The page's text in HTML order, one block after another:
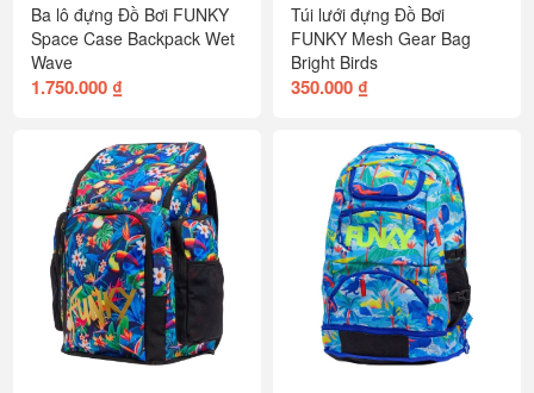
Ba lô đựng Đồ Bơi FUNKY
Space Case Backpack Wet
Wave
1.750.000 ₫
Túi lưới đựng Đồ Bơi
FUNKY Mesh Gear Bag
Bright Birds
350.000 ₫